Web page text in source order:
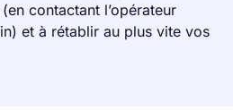
contactant l’opérateur
et à rétablir au plus vite vos